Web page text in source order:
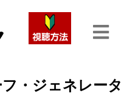
・ジェネレータ